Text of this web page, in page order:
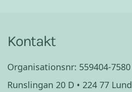
Kontakt
Organisationsnr: 559404-7580
Runslingan 20 D • 224 77 Lund